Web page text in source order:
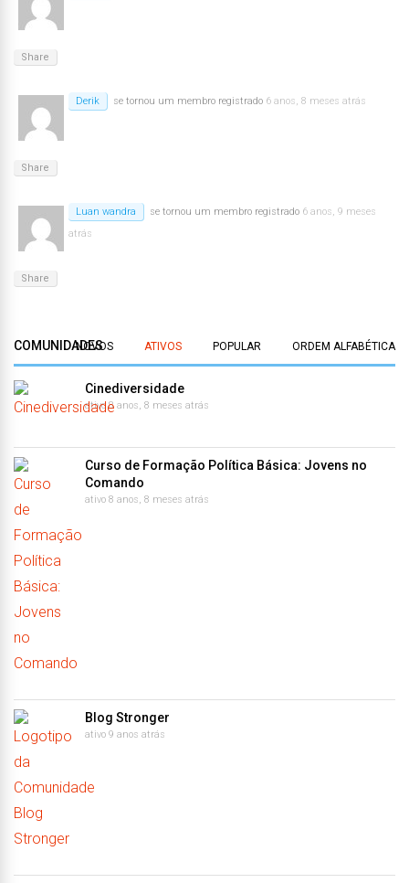
Share
Derik se tornou um membro registrado 6 anos, 8 meses atrás
Share
Luan wandra se tornou um membro registrado 6 anos, 9 meses
atrás
Share
COMUNIDADES
NOVOS ATIVOS POPULAR ORDEM ALFABÉTICA
Cinediversidade
ativo 8 anos, 8 meses atrás
Curso de Formação Política Básica: Jovens no
Comando
ativo 8 anos, 8 meses atrás
Blog Stronger
ativo 9 anos atrás